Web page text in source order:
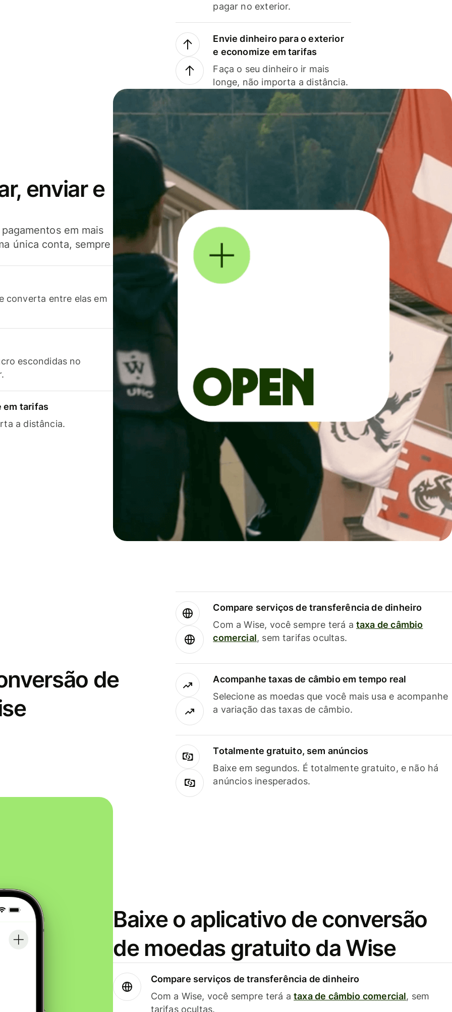
pagar no exterior.
Envie dinheiro para o exterior
e economize em tarifas
Faça o seu dinheiro ir mais
longe, não importa a distância.
enviar e
em mais
única conta, sempre
converta entre elas em
escondidas no
em tarifas
a distância.
de
Compare serviços de transferência de dinheiro
Com a Wise, você sempre terá a taxa de câmbio
comercial, sem tarifas ocultas.
Acompanhe taxas de câmbio em tempo real
Selecione as moedas que você mais usa e acompanhe
a variação das taxas de câmbio.
Totalmente gratuito, sem anúncios
Baixe em segundos. É totalmente gratuito, e não há
anúncios inesperados.
Baixe o aplicativo de conversão
de moedas gratuito da Wise
Compare serviços de transferência de dinheiro
Com a Wise, você sempre terá ataxa de câmbio comercial, sem
tarifas ocultas.